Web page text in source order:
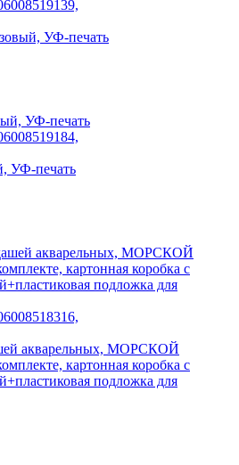
УФ-печать
УФ-печать
акварельных, МОРСКОЙ
картонная коробка с
подложка для